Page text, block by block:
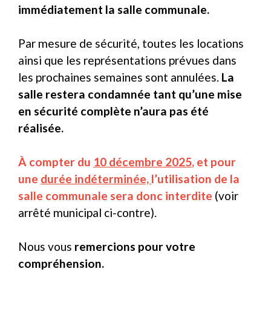
immédiatement la salle communale.
Par mesure de sécurité, toutes les locations
ainsi que les représentations prévues dans
les prochaines semaines sont annulées. La
salle restera condamnée tant qu’une mise
en sécurité complète n’aura pas été
réalisée.
À compter du 10 décembre 2025, et pour
une durée indéterminée, l’utilisation de la
salle communale sera donc interdite (voir
arrêté municipal ci-contre).
Nous vous remercions pour votre
compréhension.